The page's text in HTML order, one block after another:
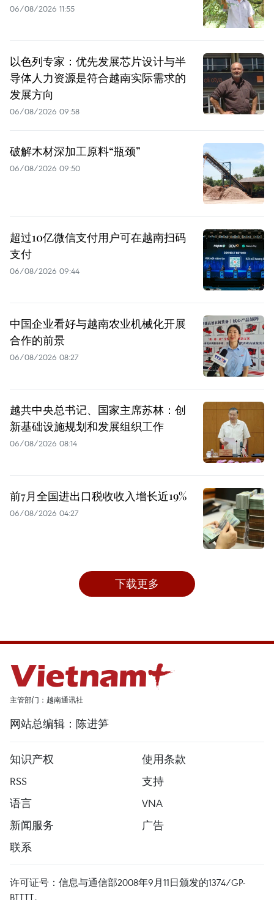
06/08/2026 11:55
以色列专家：优先发展芯片设计与半
导体人力资源是符合越南实际需求的
发展方向
06/08/2026 09:58
破解木材深加工原料“瓶颈”
06/08/2026 09:50
超过10亿微信支付用户可在越南扫码
支付
06/08/2026 09:44
中国企业看好与越南农业机械化开展
合作的前景
06/08/2026 08:27
越共中央总书记、国家主席苏林：创
新基础设施规划和发展组织工作
06/08/2026 08:14
前7月全国进出口税收收入增长近19%
06/08/2026 04:27
下载更多
主管部门：越南通讯社
网站总编辑：陈进笋
知识产权
使用条款
RSS
支持
语言
VNA
新闻服务
广告
联系
许可证号：信息与通信部2008年9月11日颁发的1374/GP-
BTTTT。